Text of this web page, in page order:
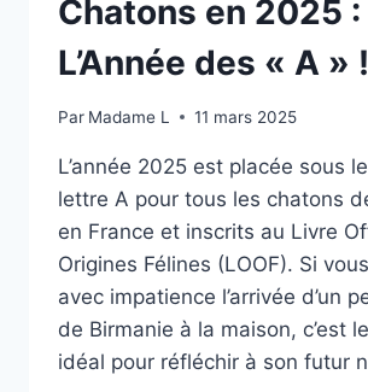
Chatons en 2025 :
L’Année des « A » !
Par Madame L 11 mars 2025
L’année 2025 est placée sous
lettre A pour tous les chatons
en France et inscrits au Livre
Origines Félines (LOOF). Si
avec impatience l’arrivée d’un
de Birmanie à la maison, c’est
idéal pour réfléchir à son futur